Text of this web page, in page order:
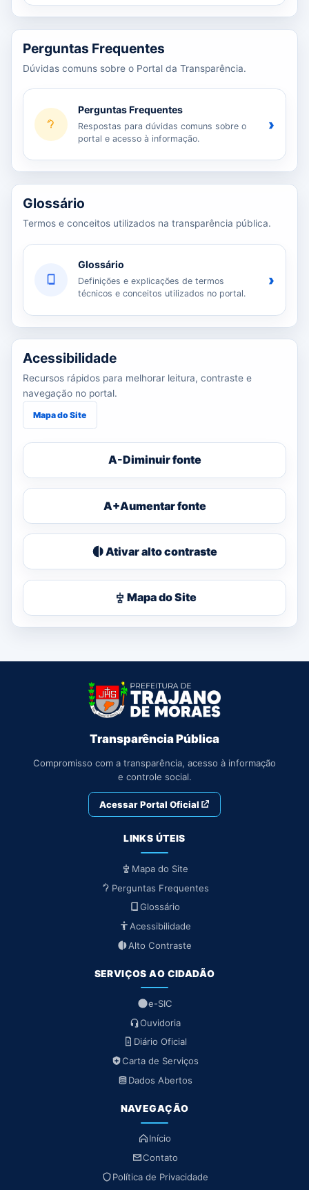
Perguntas Frequentes
Dúvidas comuns sobre o Portal da Transparência.
Perguntas Frequentes
Respostas para dúvidas comuns sobre o
portal e acesso à informação.
›
Glossário
Termos e conceitos utilizados na transparência pública.
Glossário
Definições e explicações de termos
técnicos e conceitos utilizados no portal.
›
Acessibilidade
Recursos rápidos para melhorar leitura, contraste e
navegação no portal.
Mapa do Site
A-Diminuir fonte
A+Aumentar fonte
Ativar alto contraste
Mapa do Site
Transparência Pública
Compromisso com a transparência, acesso à informação
e controle social.
Acessar Portal Oficial
LINKS ÚTEIS
Mapa do Site
Perguntas Frequentes
Glossário
Acessibilidade
Alto Contraste
SERVIÇOS AO CIDADÃO
e-SIC
Ouvidoria
Diário Oficial
Carta de Serviços
Dados Abertos
NAVEGAÇÃO
Início
Contato
Política de Privacidade